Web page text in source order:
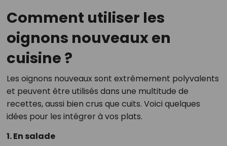
Comment utiliser les
oignons nouveaux en
cuisine ?
Les oignons nouveaux sont extrêmement polyvalents
et peuvent être utilisés dans une multitude de
recettes, aussi bien crus que cuits. Voici quelques
idées pour les intégrer à vos plats.
1. En salade